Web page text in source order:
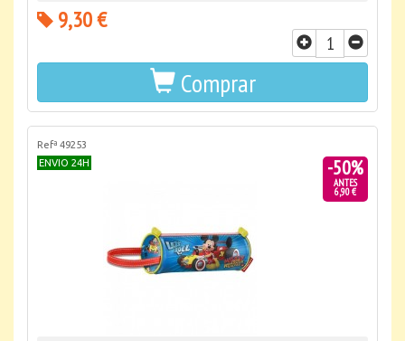
9,30 €
Comprar
Refª 49253
ENVIO 24H
-50%
ANTES
6,90 €